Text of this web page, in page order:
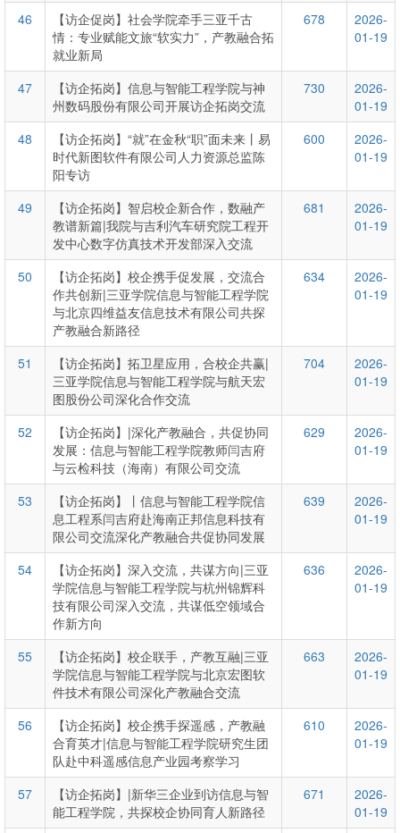
46
【访企促岗】社会学院牵手三亚千古
情：专业赋能文旅“软实力”，产教融合拓
就业新局
678
2026-
01-19
47
【访企拓岗】信息与智能工程学院与神
州数码股份有限公司开展访企拓岗交流
730
2026-
01-19
48
【访企拓岗】“就”在金秋“职”面未来丨易
时代新图软件有限公司人力资源总监陈
阳专访
600
2026-
01-19
49
【访企拓岗】智启校企新合作，数融产
教谱新篇|我院与吉利汽车研究院工程开
发中心数字仿真技术开发部深入交流
681
2026-
01-19
50
【访企拓岗】校企携手促发展，交流合
作共创新|三亚学院信息与智能工程学院
与北京四维益友信息技术有限公司共探
产教融合新路径
634
2026-
01-19
51
【访企拓岗】拓卫星应用，合校企共赢|
三亚学院信息与智能工程学院与航天宏
图股份公司深化合作交流
704
2026-
01-19
52
【访企拓岗】|深化产教融合，共促协同
发展：信息与智能工程学院教师闫吉府
与云检科技（海南）有限公司交流
629
2026-
01-19
53
【访企拓岗】丨信息与智能工程学院信
息工程系闫吉府赴海南正邦信息科技有
限公司交流深化产教融合共促协同发展
639
2026-
01-19
54
【访企拓岗】深入交流，共谋方向|三亚
学院信息与智能工程学院与杭州锦辉科
技有限公司深入交流，共谋低空领域合
作新方向
636
2026-
01-19
55
【访企拓岗】校企联手，产教互融|三亚
学院信息与智能工程学院与北京宏图软
件技术有限公司深化产教融合交流
663
2026-
01-19
56
【访企拓岗】校企携手探遥感，产教融
合育英才|信息与智能工程学院研究生团
队赴中科遥感信息产业园考察学习
610
2026-
01-19
57
【访企拓岗】|新华三企业到访信息与智
能工程学院，共探校企协同育人新路径
671
2026-
01-19